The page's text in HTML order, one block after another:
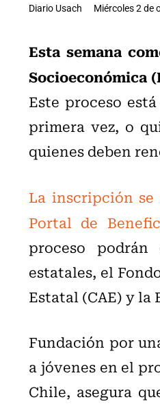
Diario Usach Miércoles 2 de
Esta semana
Socioeconómica
Este proceso
primera vez, o
quienes deben
La inscripción se
Portal de
proceso
estatales, el
Estatal (CAE) y la
Fundación por
a jóvenes en el
Chile, asegura